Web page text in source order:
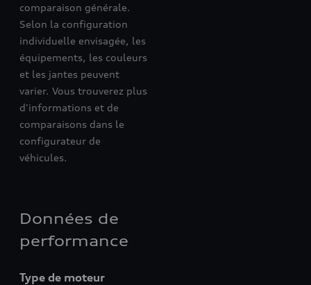
comparaison générale.
Selon la configuration
individuelle envisagée, les
équipements, les couleurs
et les jantes peuvent
varier. Vous trouverez plus
d'informations et de
comparaisons dans le
configurateur de
véhicules.
Données de
performance
Type de moteur